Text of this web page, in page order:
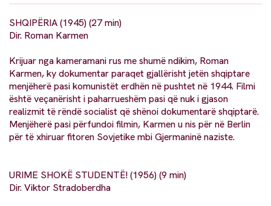
SHQIPËRIA (1945) (27 min)
Dir. Roman Karmen
Krijuar nga kameramani rus me shumë ndikim, Roman
Karmen, ky dokumentar paraqet gjallërisht jetën shqiptare
menjëherë pasi komunistët erdhën në pushtet në 1944. Filmi
është veçanërisht i paharrueshëm pasi që nuk i gjason
realizmit të rëndë socialist që shënoi dokumentarë shqiptarë.
Menjëherë pasi përfundoi filmin, Karmen u nis për në Berlin
për të xhiruar fitoren Sovjetike mbi Gjermaninë naziste.
URIME SHOKË STUDENTË! (1956) (9 min)
Dir. Viktor Stradoberdha